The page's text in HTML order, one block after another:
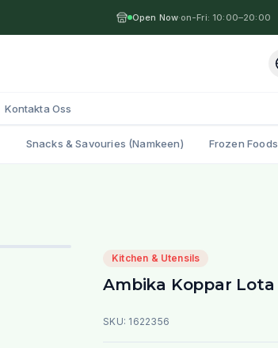
Open Now·
Mon-Fri: 10:00–20:00
Kontakta Oss
Snacks & Savouries (Namkeen) Frozen Foods
Kitchen & Utensils
Ambika Koppar Lota
SKU: 1622356